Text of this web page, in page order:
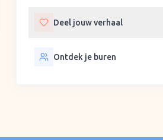
Deel jouw verhaal
Ontdek je buren